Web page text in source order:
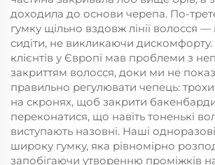
доходила до основи черепа. По-
гумку щільно вздовж лінії волосся
сидіти, не викликаючи
клієнтів у Європі мав проблеми з
закриттям волосся, доки ми не
правильно регулювати чепець:
на скронях, щоб закрити
переконатися, що навіть тоненькі
виступають назовні. Наші
широку гумку, яка рівномірно
запобігаючи утворенню проміжків